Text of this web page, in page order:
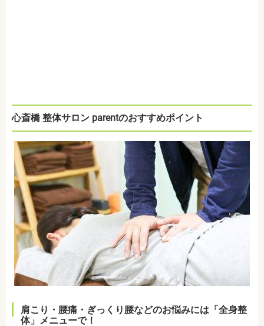
心斎橋 整体サロン parentのおすすめポイント
肩こり・腰痛・ぎっくり腰などのお悩みには「全身整
体」メニューで！